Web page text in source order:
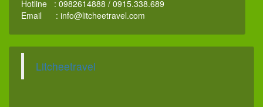
Hotline : 0982614888 / 0915.338.689
Email : info@litcheetravel.com
Litcheetravel